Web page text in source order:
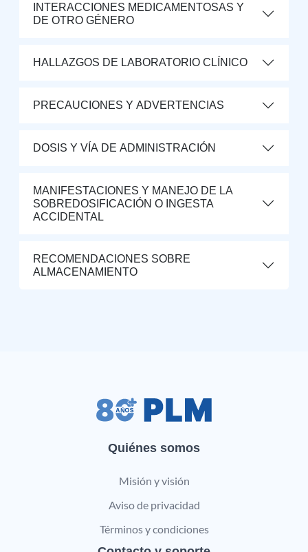
INTERACCIONES MEDICAMENTOSAS Y
DE OTRO GÉNERO
HALLAZGOS DE LABORATORIO CLÍNICO
PRECAUCIONES Y ADVERTENCIAS
DOSIS Y VÍA DE ADMINISTRACIÓN
MANIFESTACIONES Y MANEJO DE LA
SOBREDOSIFICACIÓN O INGESTA
ACCIDENTAL
RECOMENDACIONES SOBRE
ALMACENAMIENTO
Quiénes somos
Misión y visión
Aviso de privacidad
Términos y condiciones